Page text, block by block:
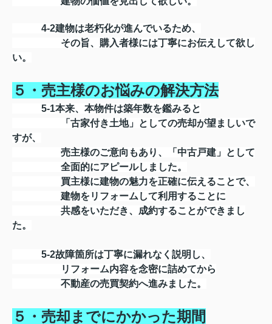
4-2建物は老朽化が進んでいるため、
その旨、購入者様には丁寧にお伝えして欲し
い。
５・売主様のお悩みの解決方法
5-1本来、本物件は築年数を鑑みると
「古家付き土地」としての売却が望ましいで
すが、
売主様のご意向もあり、「中古戸建」として
全面的にアピールしました。
買主様に建物の魅力を正確に伝えることで、
建物をリフォームして利用することに
共感をいただき、成約することができまし
た。
5-2故障箇所は丁寧に漏れなく説明し、
リフォーム内容を念密に詰めてから
不動産の売買契約へ進みました。
５・売却までにかかった期間